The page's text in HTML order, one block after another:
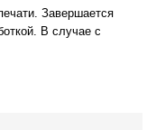
Завершается
В случае с